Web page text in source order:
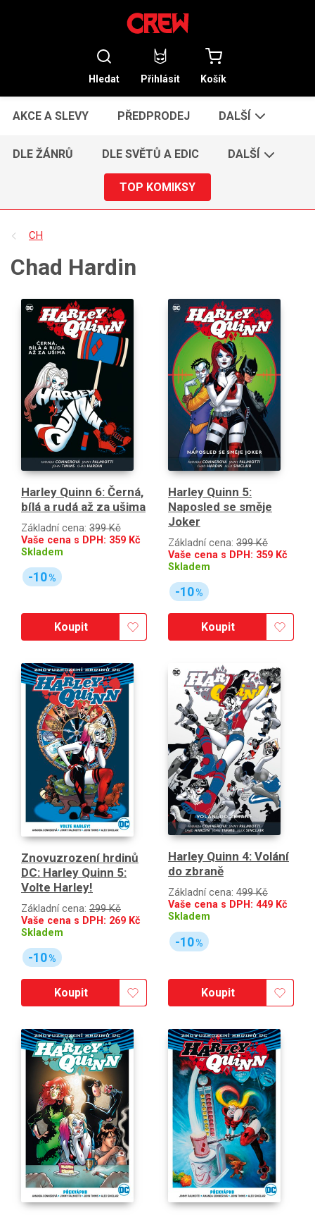
Hledat Přihlásit Košík
AKCE A SLEVY PŘEDPRODEJ DALŠÍ
DLE ŽÁNRŮ DLE SVĚTŮ A EDIC DALŠÍ
TOP KOMIKSY
CH
Chad Hardin
Harley Quinn 6: Černá,
bílá a rudá až za ušima
Základní cena: 399 Kč
Vaše cena s DPH: 359 Kč
Skladem
-10%
Koupit
Harley Quinn 5:
Naposled se směje
Joker
Základní cena: 399 Kč
Vaše cena s DPH: 359 Kč
Skladem
-10%
Koupit
Znovuzrození hrdinů
DC: Harley Quinn 5:
Volte Harley!
Základní cena: 299 Kč
Vaše cena s DPH: 269 Kč
Skladem
-10%
Koupit
Harley Quinn 4: Volání
do zbraně
Základní cena: 499 Kč
Vaše cena s DPH: 449 Kč
Skladem
-10%
Koupit